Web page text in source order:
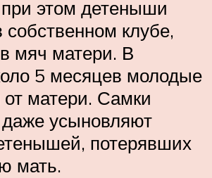
этом детеныши
собственном клубе,
мяч матери. В
5 месяцев молодые
от матери. Самки
даже усыновляют
потерявших
мать.